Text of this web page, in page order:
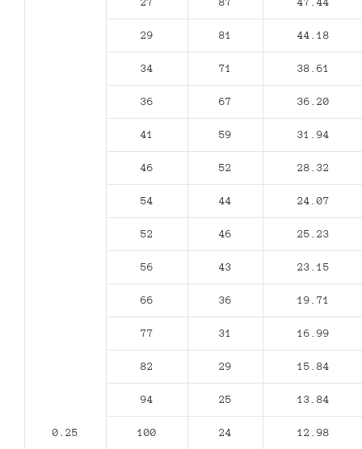
0.25
29 81 44.18
34 71 38.61
36 67 36.20
41 59 31.94
46 52 28.32
54 44 24.07
52 46 25.23
56 43 23.15
66 36 19.71
77 31 16.99
82 29 15.84
94 25 13.84
100 24 12.98